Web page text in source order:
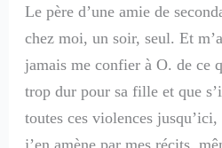
Le père d’une amie de
chez moi, un soir, seul. Et
jamais me confier à O. de ce
trop dur pour sa fille et que
toutes ces violences
j’en amène par mes récits,